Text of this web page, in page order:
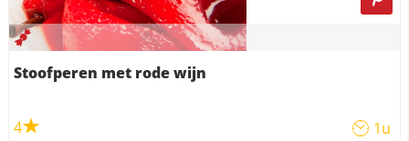
Stoofperen met rode wijn
4 1u